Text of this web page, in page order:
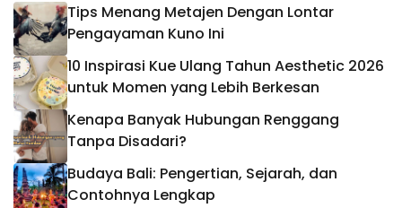
Tips Menang Metajen Dengan Lontar
Pengayaman Kuno Ini
10 Inspirasi Kue Ulang Tahun Aesthetic 2026
untuk Momen yang Lebih Berkesan
Kenapa Banyak Hubungan Renggang
Tanpa Disadari?
Budaya Bali: Pengertian, Sejarah, dan
Contohnya Lengkap